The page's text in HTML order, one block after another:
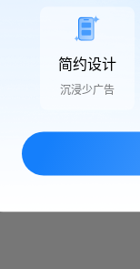
简约设计
沉浸少广告